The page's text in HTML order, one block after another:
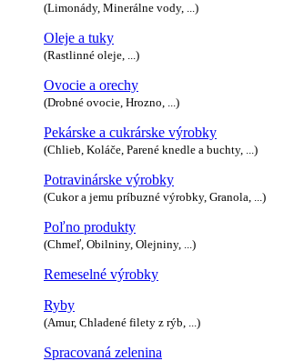
(Limonády, Minerálne vody, ...)
Oleje a tuky
(Rastlinné oleje, ...)
Ovocie a orechy
(Drobné ovocie, Hrozno, ...)
Pekárske a cukrárske výrobky
(Chlieb, Koláče, Parené knedle a buchty, ...)
Potravinárske výrobky
(Cukor a jemu príbuzné výrobky, Granola, ...)
Poľno produkty
(Chmeľ, Obilniny, Olejniny, ...)
Remeselné výrobky
Ryby
(Amur, Chladené filety z rýb, ...)
Spracovaná zelenina